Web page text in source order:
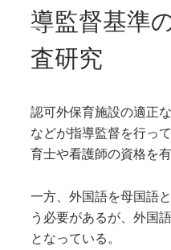
導監督基準
査研究
認可外保育施設の適正
などが指導監督を行っ
育士や看護師の資格を
一方、外国語を母国語
う必要があるが、外国
となっている。